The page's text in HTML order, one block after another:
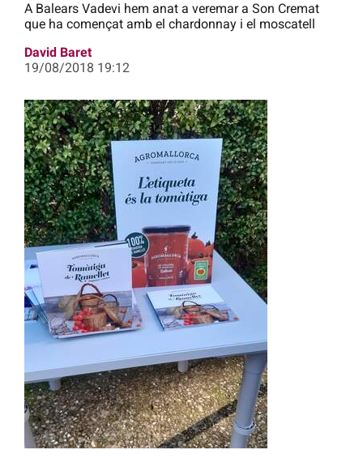
A Balears Vadevi hem anat a veremar a Son Cremat
que ha començat amb el chardonnay i el moscatell
David Baret
19/08/2018 19:12